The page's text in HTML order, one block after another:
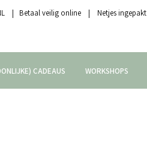
| Betaal veilig online | Netjes ingepakt
CADEAUS WORKSHOPS